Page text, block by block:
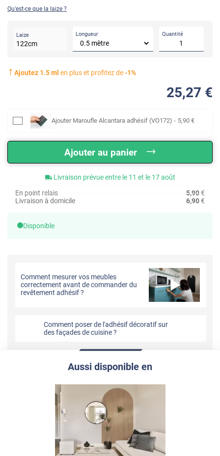
Qu'est-ce que la laize ?
Laize
122cm
Longueur Quantité
Ajoutez 1.5ml en plus et profitez de-1%
25,27 €
Ajouter Maroufle Alcantara adhésif (VO172) - 5,90 €
Ajouter au panier
Livraison prévue entre le 11 et le 17 août
En point relais
5,90€
Livraison à domicile
6,90€
Disponible
Comment mesurer vos meubles
correctement avant de commander du
revêtement adhésif ?
Comment poser de l'adhésif décoratif sur
des façades de cuisine ?
Aussi disponible en